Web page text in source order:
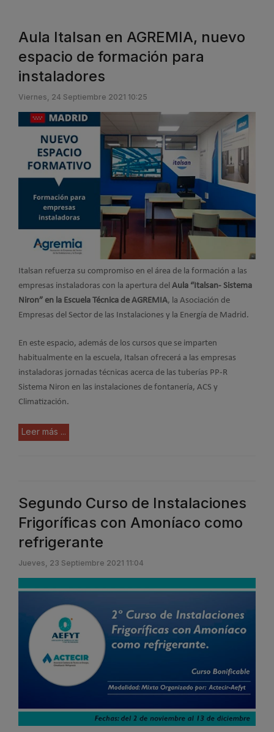
Aula Italsan en AGREMIA, nuevo
espacio de formación para
instaladores
Viernes, 24 Septiembre 2021 10:25
Italsan refuerza su compromiso en el área de la formación a las
empresas instaladoras con la apertura del Aula “Italsan- Sistema
Niron” en la Escuela Técnica de AGREMIA, la Asociación de
Empresas del Sector de las Instalaciones y la Energía de Madrid.
En este espacio, además de los cursos que se imparten
habitualmente en la escuela, Italsan ofrecerá a las empresas
instaladoras jornadas técnicas acerca de las tuberías PP-R
Sistema Niron en las instalaciones de fontanería, ACS y
Climatización.
Leer más ...
Segundo Curso de Instalaciones
Frigoríficas con Amoníaco como
refrigerante
Jueves, 23 Septiembre 2021 11:04